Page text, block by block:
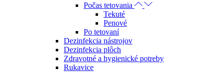
Počas tetovania
Tekuté
Penové
Po tetovaní
Dezinfekcia nástrojov
Dezinfekcia plôch
Zdravotné a hygienické potreby
Rukavice